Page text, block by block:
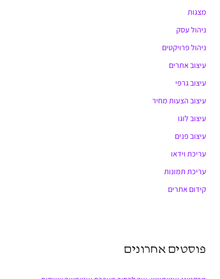
מצגות
ניהול עסק
ניהול פרויקטים
עיצוב אתרים
עיצוב גרפי
עיצוב הצעות מחיר
עיצוב לוגו
עיצוב פנים
עריכת וידאו
עריכת תמונות
קידום אתרים
פוסטים אחרונים